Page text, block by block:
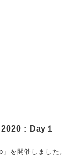
: Day１
を開催しました。